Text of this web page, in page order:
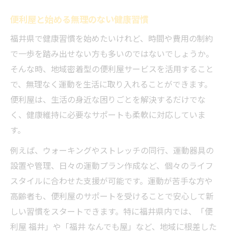
便利屋と始める無理のない健康習慣
福井県で健康習慣を始めたいけれど、時間や費用の制約
で一歩を踏み出せない方も多いのではないでしょうか。
そんな時、地域密着型の便利屋サービスを活用すること
で、無理なく運動を生活に取り入れることができます。
便利屋は、生活の身近な困りごとを解決するだけでな
く、健康維持に必要なサポートも柔軟に対応していま
す。
例えば、ウォーキングやストレッチの同行、運動器具の
設置や管理、日々の運動プラン作成など、個々のライフ
スタイルに合わせた支援が可能です。運動が苦手な方や
高齢者も、便利屋のサポートを受けることで安心して新
しい習慣をスタートできます。特に福井県内では、「便
利屋 福井」や「福井 なんでも屋」など、地域に根差した